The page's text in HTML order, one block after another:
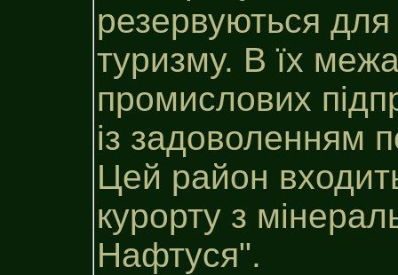
резервуються для
туризму. В їх
промислових
із задоволенням
Цей район
курорту з
Нафтуся".